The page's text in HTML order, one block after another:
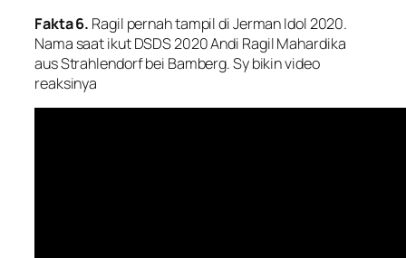
Fakta 6. Ragil pernah tampil di Jerman Idol 2020.
Nama saat ikut DSDS 2020 Andi Ragil Mahardika
aus Strahlendorf bei Bamberg. Sy bikin video
reaksinya